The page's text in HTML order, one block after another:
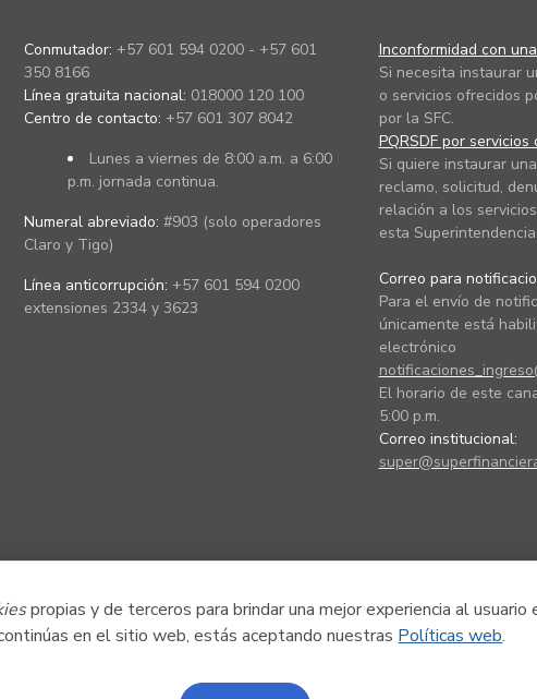
propias y de terceros para brindar una mejor experiencia al usuario
en el sitio web, estás aceptando nuestras Políticas web.
Conmutador: +57 601 594 0200 - +57 601
350 8166
Línea gratuita nacional: 018000 120 100
Centro de contacto: +57 601 307 8042
Lunes a viernes de 8:00 a.m. a 6:00
p.m. jornada continua.
Numeral abreviado: #903 (solo operadores
Claro y Tigo)
Línea anticorrupción: +57 601 594 0200
extensiones 2334 y 3623
Inconformidad con
Si necesita instaurar
o servicios ofrecidos
por la SFC.
PQRSDF por servicios
Si quiere instaurar
reclamo, solicitud,
relación a los
esta Superintendencia.
Correo para
Para el envío de
únicamente está
electrónico
El horario de este
5:00 p.m.
Correo institucional: